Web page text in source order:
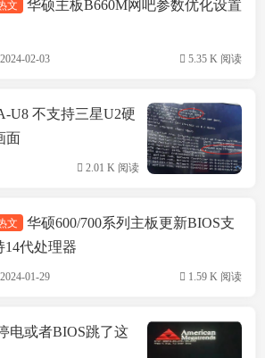
术方案
文 华硕主板B660M网吧参数优化设置
2024-02-03 5.35 K 阅读
U8 不支持三星U2硬
面
2.01 K 阅读
术方案
文
华硕600/700系列主板更新BIOS支
14代处理器
2024-01-29 1.59 K 阅读
电或者BIOS跳了这